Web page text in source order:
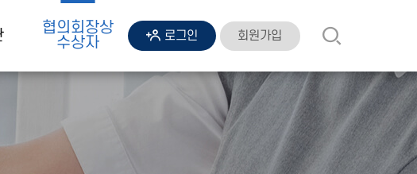
협의회장상
수상자
로그인 회원가입